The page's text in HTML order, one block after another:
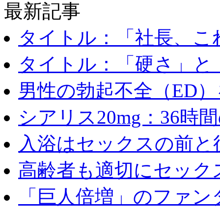
最新記事
タイトル：「社長、こ
タイトル：「硬さ」と
男性の勃起不全（ED
シアリス20mg：36時
入浴はセックスの前と
高齢者も適切にセック
「巨人倍増」のファ